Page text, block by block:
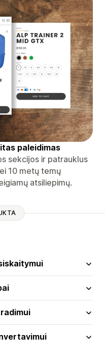
paleidimas
sekcijos ir patrauklus
10 metų temų
atsiliepimų.